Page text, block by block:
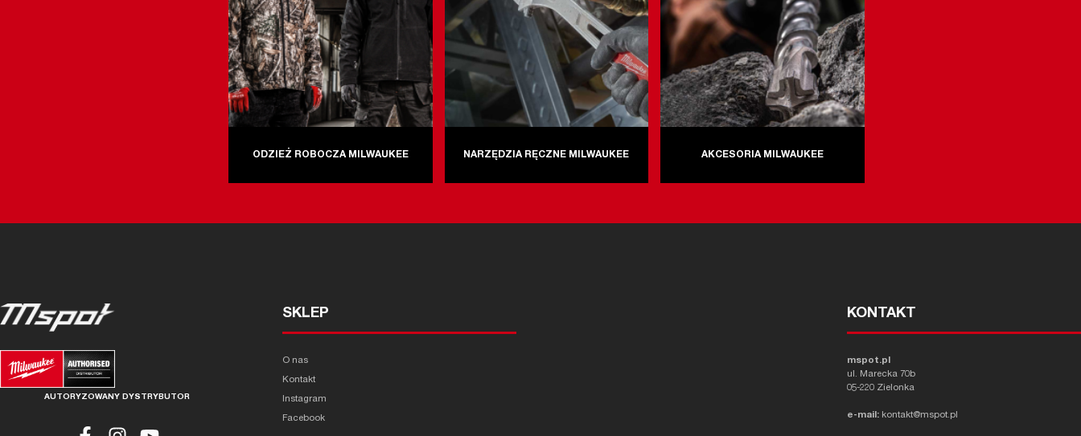
ODZIEŻ ROBOCZA MILWAUKEE NARZĘDZIA RĘCZNE MILWAUKEE AKCESORIA MILWAUKEE
AUTORYZOWANY DYSTRYBUTOR
SKLEP
O nas
Kontakt
Instagram
Facebook
KONTAKT
mspot.pl
ul. Marecka 70b
05-220 Zielonka
e-mail: kontakt@mspot.pl